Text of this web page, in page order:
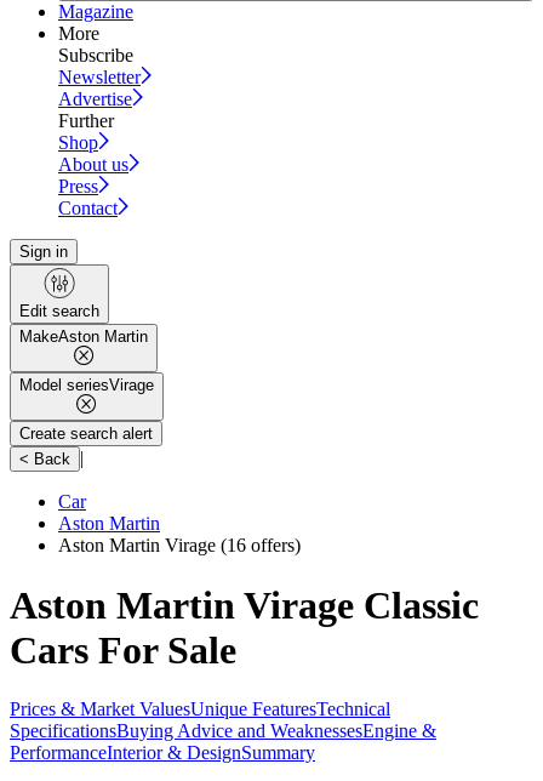
Magazine
More
Subscribe
Newsletter
Advertise
Further
Shop
About us
Press
Contact
Sign in
Edit search
MakeAston Martin
Model seriesVirage
Create search alert
< Back |
Car
Aston Martin
Aston Martin Virage (16 offers)
Aston Martin Virage Classic
Cars For Sale
Prices & Market ValuesUnique FeaturesTechnical
SpecificationsBuying Advice and WeaknessesEngine &
PerformanceInterior & DesignSummary